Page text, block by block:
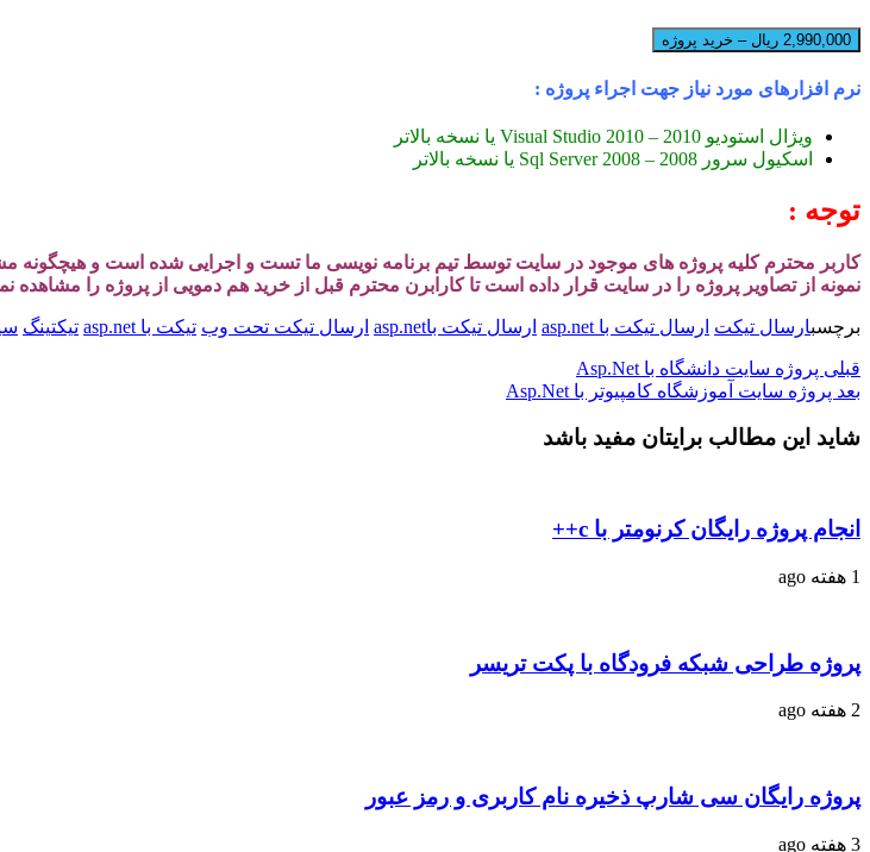
2,990,000 ریال – خرید پروژه
نرم افزارهای مورد نیاز جهت اجراء پروژه :
ویژال استودیو 2010 – Visual Studio 2010 یا نسخه بالاتر
اسکیول سرور 2008 – Sql Server 2008 یا نسخه بالاتر
توجه :
کاربر محترم کلیه پروژه های موجود در سایت توسط تیم برنامه نویسی ما تست و اجرایی شده است و
نمونه از تصاویر پروژه را در سایت قرار داده است تا کارابرن محترم قبل از خرید هم دمویی از پروژه را
برچسبارسال تیکت ارسال تیکت با asp.net ارسال تیکت باasp.net ارسال تیکت تحت وب تیکت با asp.net تیکتینگ
قبلی پروژه سایت دانشگاه با Asp.Net
بعد پروژه سایت آموزشگاه کامپیوتر با Asp.Net
شاید این مطالب برایتان مفید باشد
انجام پروژه رایگان کرنومتر با c++
1 هفته ago
پروژه طراحی شبکه فرودگاه با پکت تریسر
2 هفته ago
پروژه رایگان سی شارپ ذخیره نام کاربری و رمز عبور
3 هفته ago